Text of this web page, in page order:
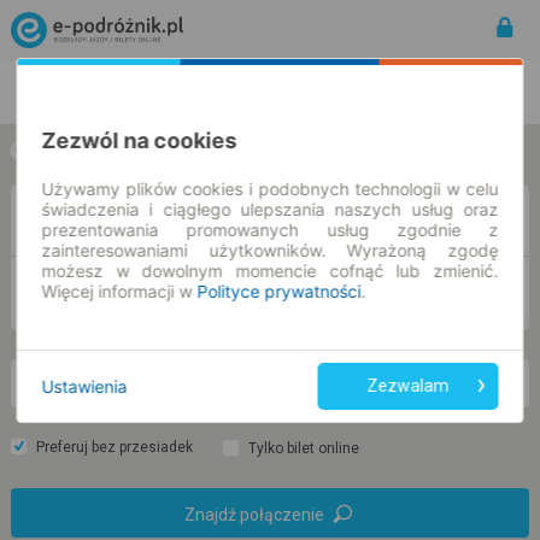
w obie strony
Z
DO
wt. 11 sie.
Preferuj bez przesiadek Tylko bilet online
Znajdź połączenie
Zezwól na cookies
Używamy plików cookies i podobnych technologii w celu
świadczenia i ciągłego ulepszania naszych usług oraz
prezentowania promowanych usług zgodnie z
zainteresowaniami użytkowników. Wyrażoną zgodę
możesz w dowolnym momencie cofnąć lub zmienić.
Więcej informacji w Polityce prywatności.
Ustawienia Zezwalam